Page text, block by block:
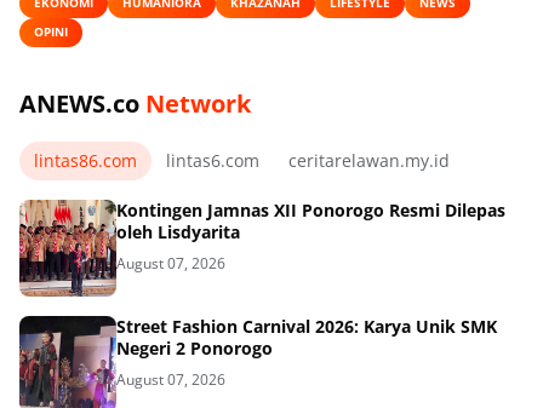
OPINI
ANEWS.co Network
lintas86.com lintas6.com ceritarelawan.my.id
Kontingen Jamnas XII Ponorogo Resmi Dilepas
oleh Lisdyarita
August 07, 2026
Street Fashion Carnival 2026: Karya Unik SMK
Negeri 2 Ponorogo
August 07, 2026